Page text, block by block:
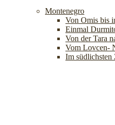
Montenegro
Von Omis bis
Einmal
Von der Tara
Vom Lovcen-
Im